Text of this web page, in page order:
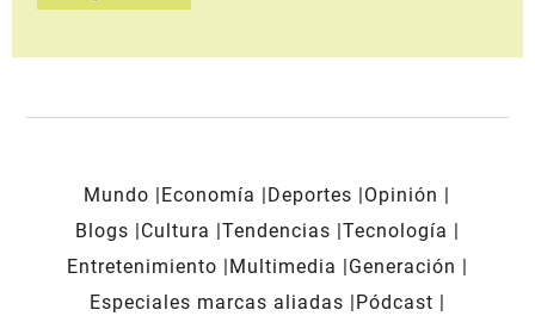
Mundo Economía Deportes
Opinión
Blogs
Cultura Tendencias Tecnología
Entretenimiento
Multimedia
Generación
Especiales marcas aliadas
Pódcast